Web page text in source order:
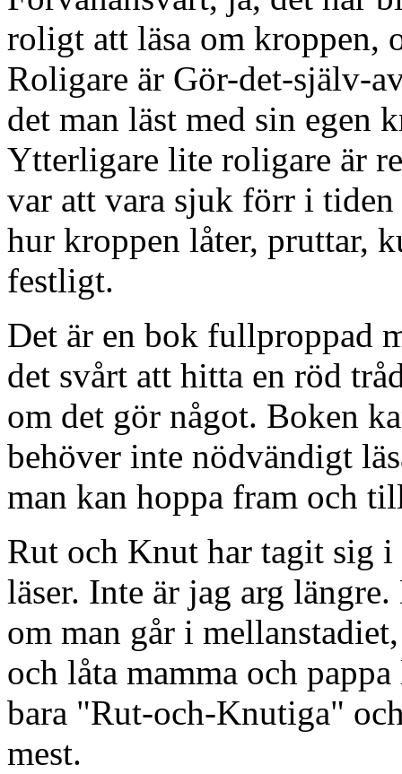
roligt att läsa om kroppen,
Roligare är Gör-det-själv-
det man läst med sin egen
Ytterligare lite roligare är
var att vara sjuk förr i
hur kroppen låter, pruttar,
festligt.
Det är en bok fullproppad
det svårt att hitta en röd
om det gör något. Boken
behöver inte nödvändigt
man kan hoppa fram och
Rut och Knut har tagit sig
läser. Inte är jag arg
om man går i
och låta mamma och
bara "Rut-och-Knutiga"
mest.